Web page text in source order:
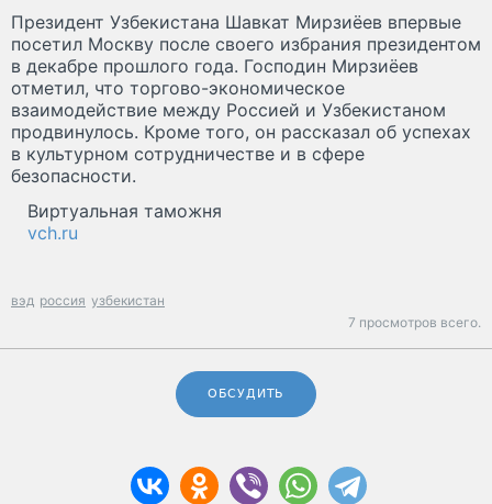
Президент Узбекистана Шавкат Мирзиёев впервые
посетил Москву после своего избрания президентом
в декабре прошлого года. Господин Мирзиёев
отметил, что торгово-экономическое
взаимодействие между Россией и Узбекистаном
продвинулось. Кроме того, он рассказал об успехах
в культурном сотрудничестве и в сфере
безопасности.
Виртуальная таможня
vch.ru
вэд россия узбекистан
7 просмотров всего.
ОБСУДИТЬ